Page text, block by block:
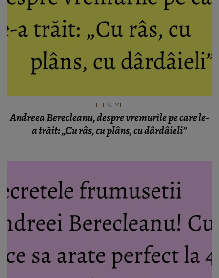
LIFESTYLE
Andreea Berecleanu, despre vremurile pe care le-
a trăit: „Cu râs, cu plâns, cu dârdâieli”